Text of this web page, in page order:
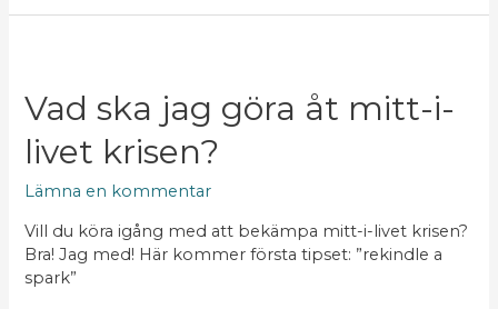
Vad ska jag göra åt mitt-i-
livet krisen?
Lämna en kommentar
Vill du köra igång med att bekämpa mitt-i-livet krisen?
Bra! Jag med! Här kommer första tipset: ”rekindle a
spark”